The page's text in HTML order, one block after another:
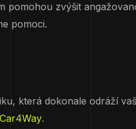
zvýšit
pomoci.
která dokonale odráží
Car4Way.